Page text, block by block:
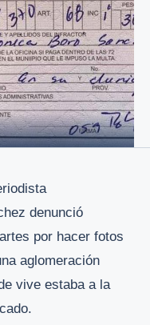
denunció
por hacer fotos
aglomeración
vive estaba a la